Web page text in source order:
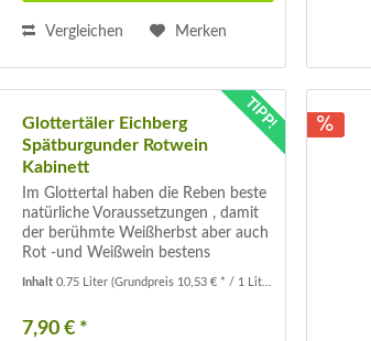
Vergleichen Merken
TIPP!
Glottertäler Eichberg
Spätburgunder Rotwein
Kabinett
Im Glottertal haben die Reben beste
natürliche Voraussetzungen , damit
der berühmte Weißherbst aber auch
Rot -und Weißwein bestens
werden hier Weine angebaut . In
Inhalt0.75 Liter(Grundpreis 10,53 € * / 1 Liter)
7,90 € *